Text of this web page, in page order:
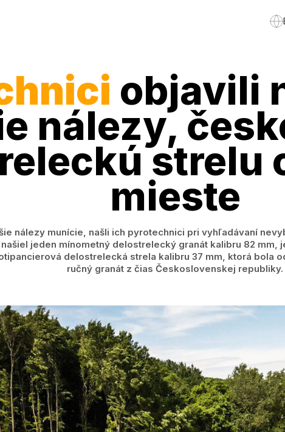
objavili
nálezy,
strelu
mieste
nálezy munície, našli ich pyrotechnici pri vyhľadávaní
našiel jeden mínometný delostrelecký granát kalibru 82
delostrelecká strela kalibru 37 mm, ktorá bola
ručný granát z čias Československej republiky.